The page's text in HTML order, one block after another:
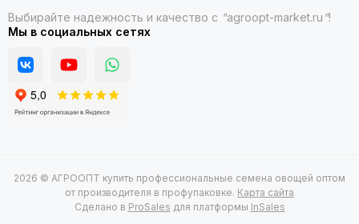
Выбирайте надежность и качество с "agroopt-market.ru "!
Мы в социальных сетях
2026 © АГРООПТ купить профессиональные семена овощей оптом
от производителя в профупаковке. Карта сайта
Сделано в ProSales для платформы InSales